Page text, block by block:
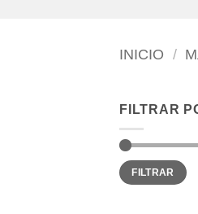
INICIO /
FILTRAR
Precio
mínimo
Precio
máximo
FILTRAR